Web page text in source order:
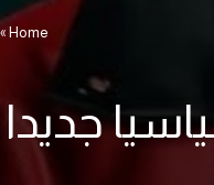
Home
»